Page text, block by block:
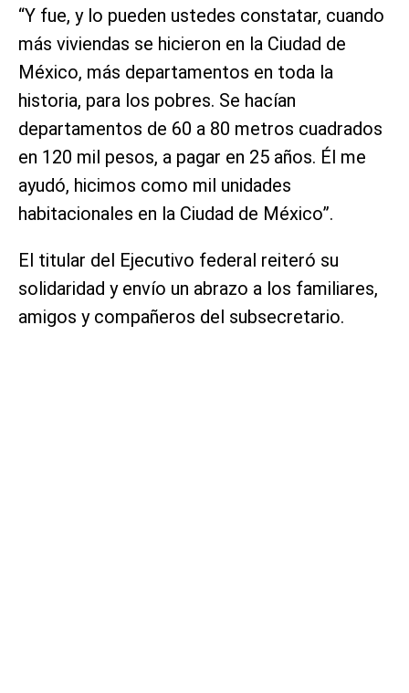
“Y fue, y lo pueden ustedes constatar, cuando
más viviendas se hicieron en la Ciudad de
México, más departamentos en toda la
historia, para los pobres. Se hacían
departamentos de 60 a 80 metros cuadrados
en 120 mil pesos, a pagar en 25 años. Él me
ayudó, hicimos como mil unidades
habitacionales en la Ciudad de México”.
El titular del Ejecutivo federal reiteró su
solidaridad y envío un abrazo a los familiares,
amigos y compañeros del subsecretario.